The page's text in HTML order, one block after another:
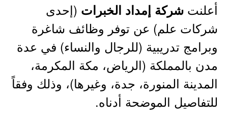
أعلنت شركة إمداد الخبرات (إحدى
شركات علم) عن توفر وظائف شاغرة
وبرامج تدريبية (للرجال والنساء) في عدة
مدن بالمملكة (الرياض، مكة المكرمة،
المدينة المنورة، جدة، وغيرها)، وذلك وفقاً
للتفاصيل الموضحة أدناه.